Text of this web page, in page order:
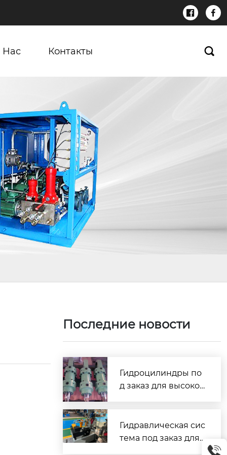
 
Нас Контакты 
Последние новости
Гидроцилиндры по
д заказ для высокоч
стабильности обор
удования на 40%
Гидравлическая сис
тема под заказ для